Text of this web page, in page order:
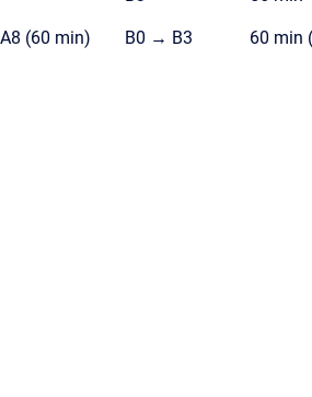
A8 (60 min) B0 → B3 60 min